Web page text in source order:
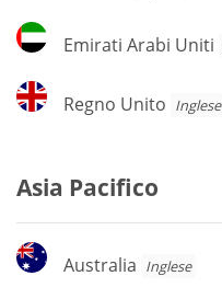
Emirati
Arabi
Emirati Arabi Uniti
Regno
Unito
Regno Unito Inglese
Asia Pacifico
Australia
Australia Inglese